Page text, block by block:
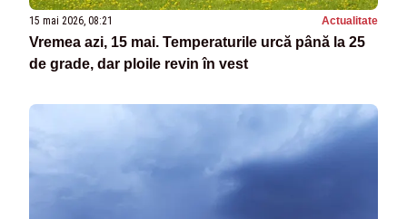
15 mai 2026, 08:21 Actualitate
Vremea azi, 15 mai. Temperaturile urcă până la 25
de grade, dar ploile revin în vest